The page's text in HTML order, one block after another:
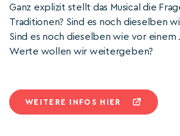
Ganz explizit stellt das Musical die
Traditionen? Sind es noch dieselben
Sind es noch dieselben wie vor einem
Werte wollen wir weitergeben?
WEITERE INFOS HIER